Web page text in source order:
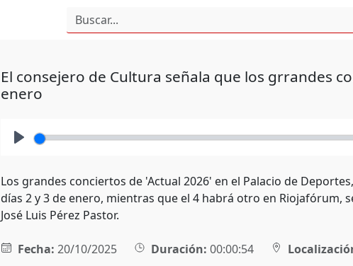
El consejero de Cultura señala que los grrandes
enero
Los grandes conciertos de 'Actual 2026' en el Palacio de
días 2 y 3 de enero, mientras que el 4 habrá otro en Riojafórum,
José Luis Pérez Pastor.
Fecha: 20/10/2025 Duración: 00:00:54